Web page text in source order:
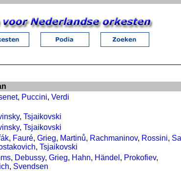
, Puccini, Verdi
, Tsjaikovski
, Tsjaikovski
, Fauré, Grieg, Martinů, Rachmaninov, Rossini,
, Tsjaikovski
, Debussy, Grieg, Hahn, Händel , Prokofiev,
, Svendsen